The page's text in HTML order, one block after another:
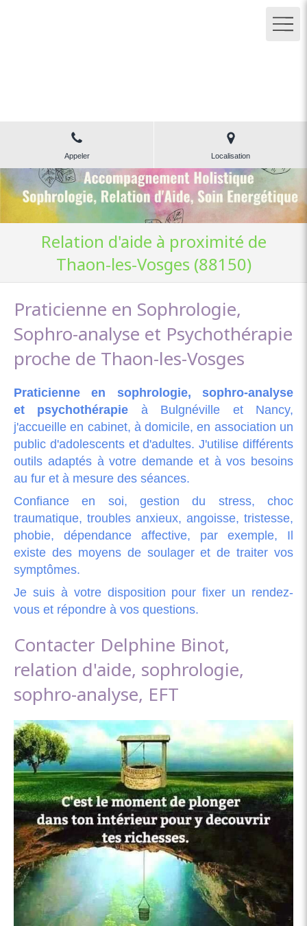
Appeler Localisation
Relation d'aide à proximité de
Thaon-les-Vosges (88150)
Praticienne en Sophrologie,
Sophro-analyse et Psychothérapie
proche de Thaon-les-Vosges
Praticienne en sophrologie, sophro-analyse
et psychothérapie à Bulgnéville et Nancy,
j'accueille en cabinet, à domicile, en association un
public d'adolescents et d'adultes. J'utilise différents
outils adaptés à votre demande et à vos besoins
au fur et à mesure des séances.
Confiance en soi, gestion du stress, choc
traumatique, troubles anxieux, angoisse, tristesse,
phobie, dépendance affective, par exemple, Il
existe des moyens de soulager et de traiter vos
symptômes.
Je suis à votre disposition pour fixer un rendez-
vous et répondre à vos questions.
Contacter Delphine Binot,
relation d'aide, sophrologie,
sophro-analyse, EFT